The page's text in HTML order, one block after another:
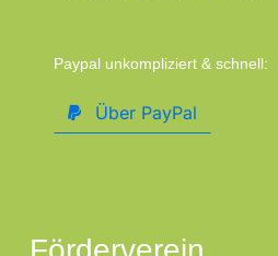
Paypal unkompliziert & schnell:
Über PayPal